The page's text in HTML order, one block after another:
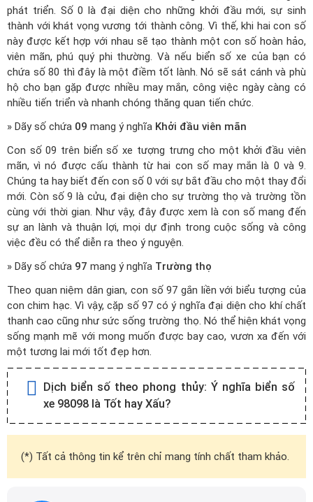
phát triển. Số 0 là đại diện cho những khởi đầu mới, sự sinh
thành với khát vọng vương tới thành công. Vì thế, khi hai con số
này được kết hợp với nhau sẽ tạo thành một con số hoàn hảo,
viên mãn, phú quý phi thường. Và nếu biển số xe của bạn có
chứa số 80 thì đây là một điềm tốt lành. Nó sẽ sát cánh và phù
hộ cho bạn gặp được nhiều may mắn, công việc ngày càng có
nhiều tiến triển và nhanh chóng thăng quan tiến chức.
» Dãy số chứa 09 mang ý nghĩa Khởi đầu viên mãn
Con số 09 trên biển số xe tượng trưng cho một khởi đầu viên
mãn, vì nó được cấu thành từ hai con số may mắn là 0 và 9.
Chúng ta hay biết đến con số 0 với sự bắt đầu cho một thay đổi
mới. Còn số 9 là cửu, đại diện cho sự trường thọ và trường tồn
cùng với thời gian. Như vậy, đây được xem là con số mang đến
sự an lành và thuận lợi, mọi dự định trong cuộc sống và công
việc đều có thể diễn ra theo ý nguyện.
» Dãy số chứa 97 mang ý nghĩa Trường thọ
Theo quan niệm dân gian, con số 97 gắn liền với biểu tượng của
con chim hạc. Vì vậy, cặp số 97 có ý nghĩa đại diện cho khí chất
thanh cao cũng như sức sống trường thọ. Nó thể hiện khát vọng
sống mạnh mẽ với mong muốn được bay cao, vươn xa đến với
một tương lai mới tốt đẹp hơn.
Dịch biển số theo phong thủy: Ý nghĩa biển số
xe 98098 là Tốt hay Xấu?
(*) Tất cả thông tin kể trên chỉ mang tính chất tham khảo.